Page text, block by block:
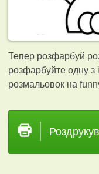
Тепер розфарбуй
розфарбуйте одну з
розмальовок на